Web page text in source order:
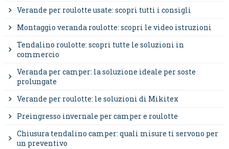
Verande per roulotte usate: scopri tutti i consigli
Montaggio veranda roulotte: scopri le video istruzioni
Tendalino roulotte: scopri tutte le soluzioni in
commercio
Veranda per camper: la soluzione ideale per soste
prolungate
Verande per roulotte: le soluzioni di Mikitex
Preingresso invernale per camper e roulotte
Chiusura tendalino camper: quali misure ti servono per
un preventivo